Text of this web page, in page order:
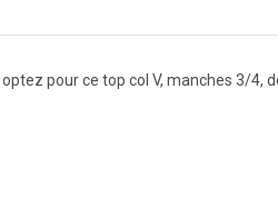
pour ce top col V, manches 3/4,